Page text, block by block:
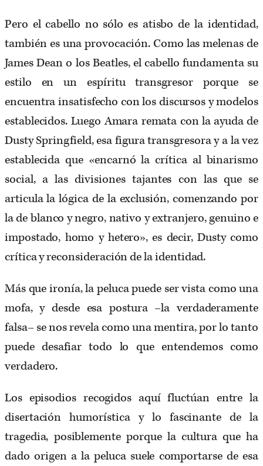
Pero el cabello no sólo es atisbo de la identidad,
también es una provocación. Como las melenas de
James Dean o los Beatles, el cabello fundamenta su
estilo en un espíritu transgresor porque se
encuentra insatisfecho con los discursos y modelos
establecidos. Luego Amara remata con la ayuda de
Dusty Springfield, esa figura transgresora y a la vez
establecida que «encarnó la crítica al binarismo
social, a las divisiones tajantes con las que se
articula la lógica de la exclusión, comenzando por
la de blanco y negro, nativo y extranjero, genuino e
impostado, homo y hetero», es decir, Dusty como
crítica y reconsideración de la identidad.
Más que ironía, la peluca puede ser vista como una
mofa, y desde esa postura –la verdaderamente
falsa– se nos revela como una mentira, por lo tanto
puede desafiar todo lo que entendemos como
verdadero.
Los episodios recogidos aquí fluctúan entre la
disertación humorística y lo fascinante de la
tragedia, posiblemente porque la cultura que ha
dado origen a la peluca suele comportarse de esa